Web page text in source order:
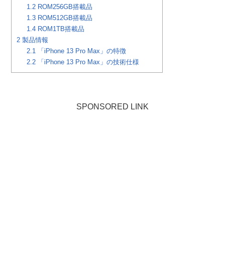
1.2 ROM256GB搭載品
1.3 ROM512GB搭載品
1.4 ROM1TB搭載品
2 製品情報
2.1
「iPhone 13 Pro Max」の特徴
2.2 「iPhone 13 Pro Max」の技術仕様
SPONSORED LINK